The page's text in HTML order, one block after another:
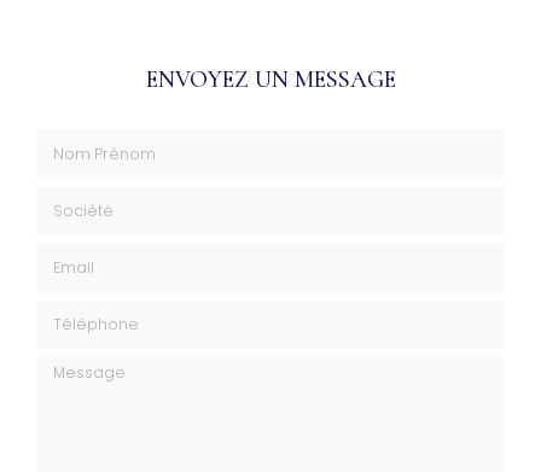
ENVOYEZ UN MESSAGE
Message